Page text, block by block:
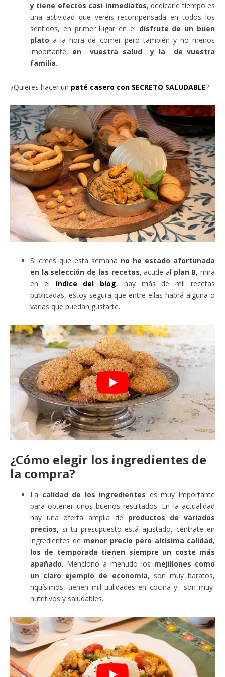
y tiene efectos casi inmediatos, dedicarle tiempo es
una actividad que veréis recompensada en todos los
sentidos, en primer lugar en el disfrute de un buen
plato a la hora de comer pero también y no menos
importante, en vuestra salud y la de vuestra
familia.
¿Quieres hacer un paté casero con SECRETO SALUDABLE?
Si crees que esta semana no he estado afortunada
en la selección de las recetas, acude al plan B, mira
en el índice del blog, hay más de mil recetas
publicadas, estoy segura que entre ellas habrá alguna o
varias que puedan gustarte.
¿Cómo elegir los ingredientes de
la compra?
La calidad de los ingredientes es muy importante
para obtener unos buenos resultados. En la actualidad
hay una oferta amplia de productos de variados
precios, si tu presupuesto está ajustado, céntrate en
ingredientes de menor precio pero altísima calidad,
los de temporada tienen siempre un coste más
apañado. Menciono a menudo los mejillones como
un claro ejemplo de economía, son muy baratos,
riquísimos, tienen mil utilidades en cocina y son muy
nutritivos y saludables.